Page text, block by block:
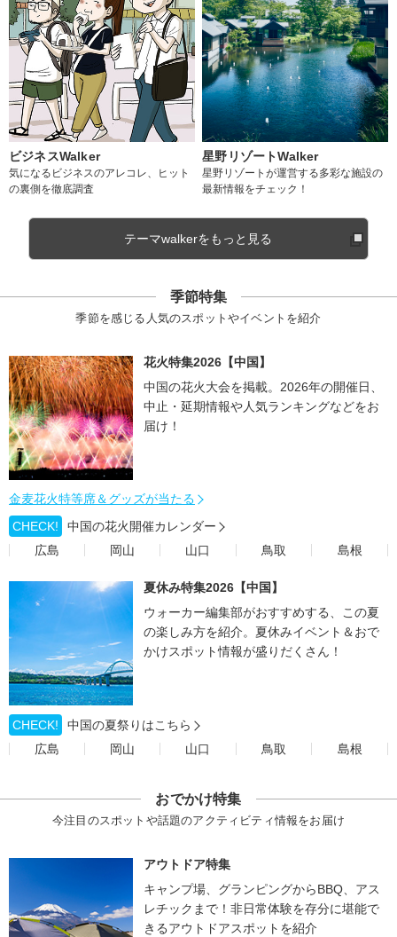
ビジネスWalker
気になるビジネスのアレコレ、ヒット
の裏側を徹底調査
星野リゾートWalker
星野リゾートが運営する多彩な施設の
最新情報をチェック！
テーマwalkerをもっと見る
季節特集
季節を感じる人気のスポットやイベントを紹介
花火特集2026【中国】
中国の花火大会を掲載。2026年の開催日、
中止・延期情報や人気ランキングなどをお
届け！
金麦花火特等席＆グッズが当たる
CHECK!
中国の花火開催カレンダー
広島
岡山 山口 鳥取 島根
夏休み特集2026【中国】
ウォーカー編集部がおすすめする、この夏
の楽しみ方を紹介。夏休みイベント＆おで
かけスポット情報が盛りだくさん！
CHECK!
中国の夏祭りはこちら
広島
岡山 山口 鳥取 島根
おでかけ特集
今注目のスポットや話題のアクティビティ情報をお届け
アウトドア特集
キャンプ場、グランピングからBBQ、アス
レチックまで！非日常体験を存分に堪能で
きるアウトドアスポットを紹介